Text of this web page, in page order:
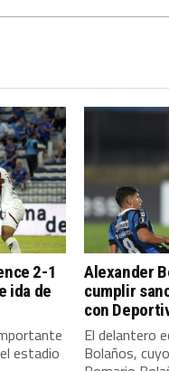
2-1
ida de
estadio
Alexander
cumplir
con
El delantero
Bolaños,